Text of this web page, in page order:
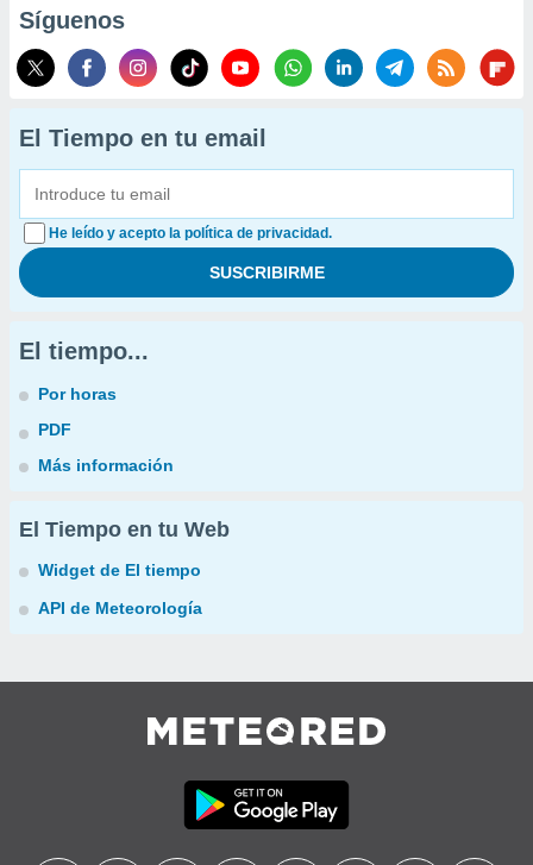
Síguenos
El Tiempo en tu email
He leído y acepto la política de privacidad.
El tiempo...
Por horas
PDF
Más información
El Tiempo en tu Web
Widget de El tiempo
API de Meteorología